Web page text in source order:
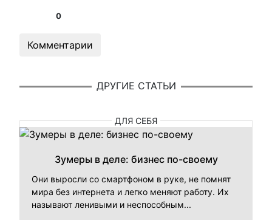
0
Комментарии
ДРУГИЕ СТАТЬИ
ДЛЯ СЕБЯ
Зумеры в деле: бизнес по-своему
Они выросли со смартфоном в руке, не помнят
мира без интернета и легко меняют работу. Их
называют ленивыми и неспособным...